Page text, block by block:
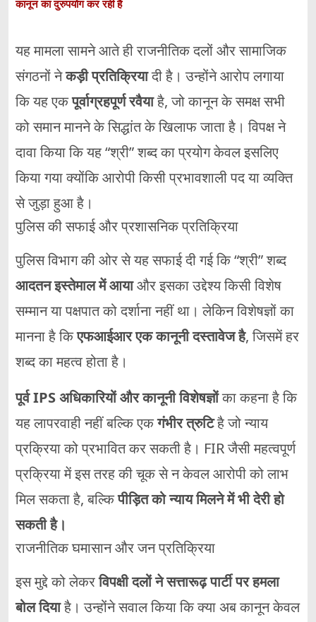
कानून का दुरुपयोग कर रही है
यहमामलासामनेआतेहीराजनीतिकदलोंऔरसामाजिक
संगठनोंनेकड़ीप्रतिक्रियादीहै।उन्होंनेआरोपलगाया
कियहएकपूर्वाग्रहपूर्णरवैयाहै,जोकानूनकेसमक्षसभी
कोसमानमाननेकेसिद्धांतकेखिलाफजाताहै।विपक्षने
दावाकियाकियह “श्री”शब्दकाप्रयोगकेवलइसलिए
कियागयाक्योंकिआरोपीकिसीप्रभावशालीपदयाव्यक्ति
सेजुड़ाहुआहै।
पुलिसकीसफाईऔरप्रशासनिकप्रतिक्रिया
पुलिसविभागकीओरसेयहसफाईदीगईकि “श्री”शब्द
आदतनइस्तेमालमेंआयाऔरइसकाउद्देश्यकिसीविशेष
सम्मानयापक्षपातकोदर्शानानहींथा।लेकिनविशेषज्ञोंका
माननाहैकिएफआईआरएककानूनीदस्तावेजहै,जिसमेंहर
शब्दकामहत्वहोताहै।
पूर्वIPSअधिकारियोंऔरकानूनीविशेषज्ञोंकाकहनाहैकि
यहलापरवाहीनहींबल्किएकगंभीरत्रुटिहैजोन्याय
प्रक्रियाकोप्रभावितकरसकतीहै। FIRजैसीमहत्वपूर्ण
प्रक्रियामेंइसतरहकीचूकसेनकेवलआरोपीकोलाभ
मिलसकताहै,बल्किपीड़ितकोन्यायमिलनेमेंभीदेरीहो
सकतीहै।
राजनीतिकघमासानऔरजनप्रतिक्रिया
इसमुद्देकोलेकरविपक्षीदलोंनेसत्तारूढ़पार्टीपरहमला
बोलदियाहै।उन्होंनेसवालकियाकिक्याअबकानूनकेवल